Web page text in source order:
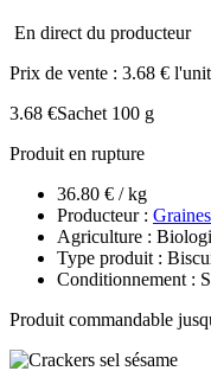
En direct du producteur
Prix de vente : 3.68 €
3.68 €Sachet 100 g
Produit en rupture
36.80 € / kg
Producteur :
Agriculture :
Type produit :
Conditionnement :
Produit commandable